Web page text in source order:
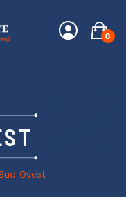
0
Ovest